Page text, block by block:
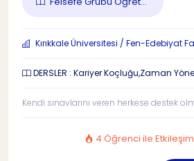
Kırıkkale Üniversitesi / Fen-Edebiyat
DERSLER : Kariyer Koçluğu,Zaman
Kendi sınavlarını veren herkese destek
4 Öğrenci ile